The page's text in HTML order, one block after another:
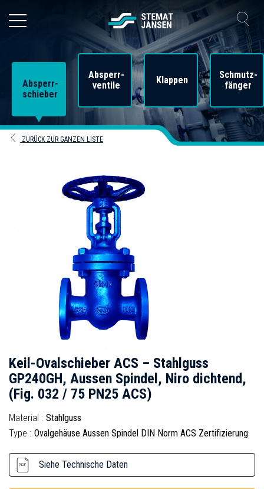
Absperr-
schieber
Absperr-
ventile
Klappen
Schmutz-
fänger
ZURÜCK ZUR GANZEN LISTE
Keil-Ovalschieber ACS – Stahlguss
GP240GH, Aussen Spindel, Niro dichtend,
(Fig. 032 / 75 PN25 ACS)
Material : Stahlguss
Type : Ovalgehäuse Aussen Spindel DIN Norm ACS Zertifizierung
Siehe Technische Daten